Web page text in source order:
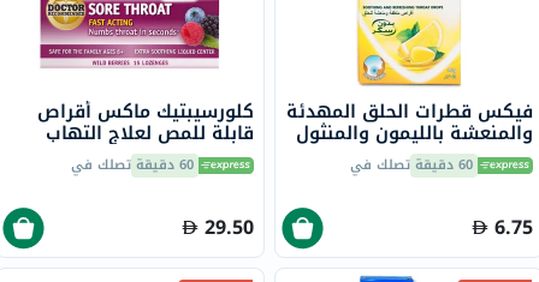
فيكس قطرات الحلق المهدئة
والمنعشة بالليمون والمنثول
40 جرام 60 دقيقة تصلك في
6.75
كلورسيبتيك ماكس أقراص
قابلة للمص لعلاج التهاب
قرص 60 دقيقة تصلك في
29.50